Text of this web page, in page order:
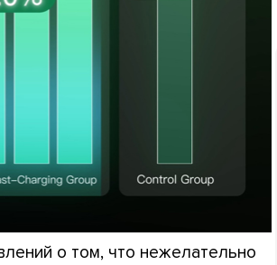
о том, что нежелательно